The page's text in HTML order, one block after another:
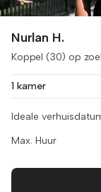
Nurlan H.
Koppel (30) op
1 kamer
Ideale
Max. Huur